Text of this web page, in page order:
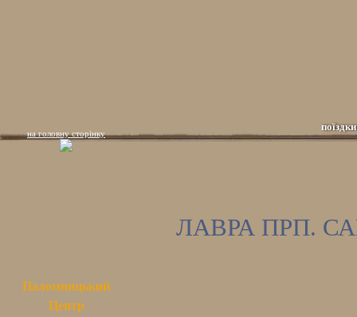
поїздки
на головну сторінку
Паломницький
Центр
ЛАВРА ПРП.